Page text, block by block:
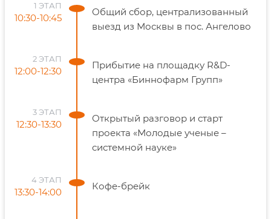
1 ЭТАП
10:30-10:45
Общий сбор, централизованный
выезд из Москвы в пос. Ангелово
2 ЭТАП
12:00-12:30
Прибытие на площадку R&D-
центра «Биннофарм Групп»
3 ЭТАП
12:30-13:30
Открытый разговор и старт
проекта «Молодые ученые –
системной науке»
4 ЭТАП
13:30-14:00
Кофе-брейк